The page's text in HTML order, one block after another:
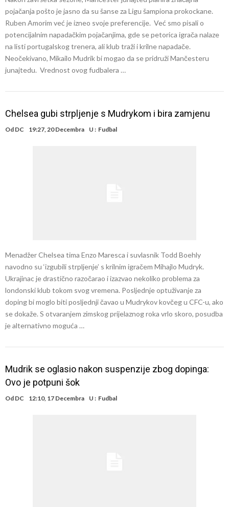
pojačanja pošto je jasno da su šanse za Ligu šampiona prokockane.
Ruben Amorim već je izneo svoje preferencije. Već smo pisali o
potencijalnim napadačkim pojačanjima, gde se petorica igrača nalaze
na listi portugalskog trenera, ali klub traži i krilne napadače.
Neočekivano, Mikailo Mudrik bi mogao da se pridruži Mančesteru
junajtedu. Vrednost ovog fudbalera …
Chelsea gubi strpljenje s Mudrykom i bira zamjenu
Od DC 19:27, 20 Decembra U : Fudbal
Menadžer Chelsea tima Enzo Maresca i suvlasnik Todd Boehly
navodno su ‘izgubili strpljenje’ s krilnim igračem Mihajlo Mudryk.
Ukrajinac je drastično razočarao i izazvao nekoliko problema za
londonski klub tokom svog vremena. Posljednje optuživanje za
doping bi moglo biti posljednji čavao u Mudrykov kovčeg u CFC-u, ako
se dokaže. S otvaranjem zimskog prijelaznog roka vrlo skoro, posudba
je alternativno moguća …
Mudrik se oglasio nakon suspenzije zbog dopinga:
Ovo je potpuni šok
Od DC 12:10, 17 Decembra U : Fudbal